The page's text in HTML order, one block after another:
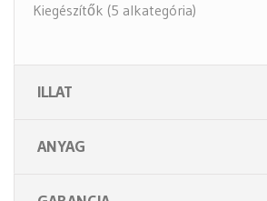
Kiegészítők (5 alkategória)
ILLAT
ANYAG